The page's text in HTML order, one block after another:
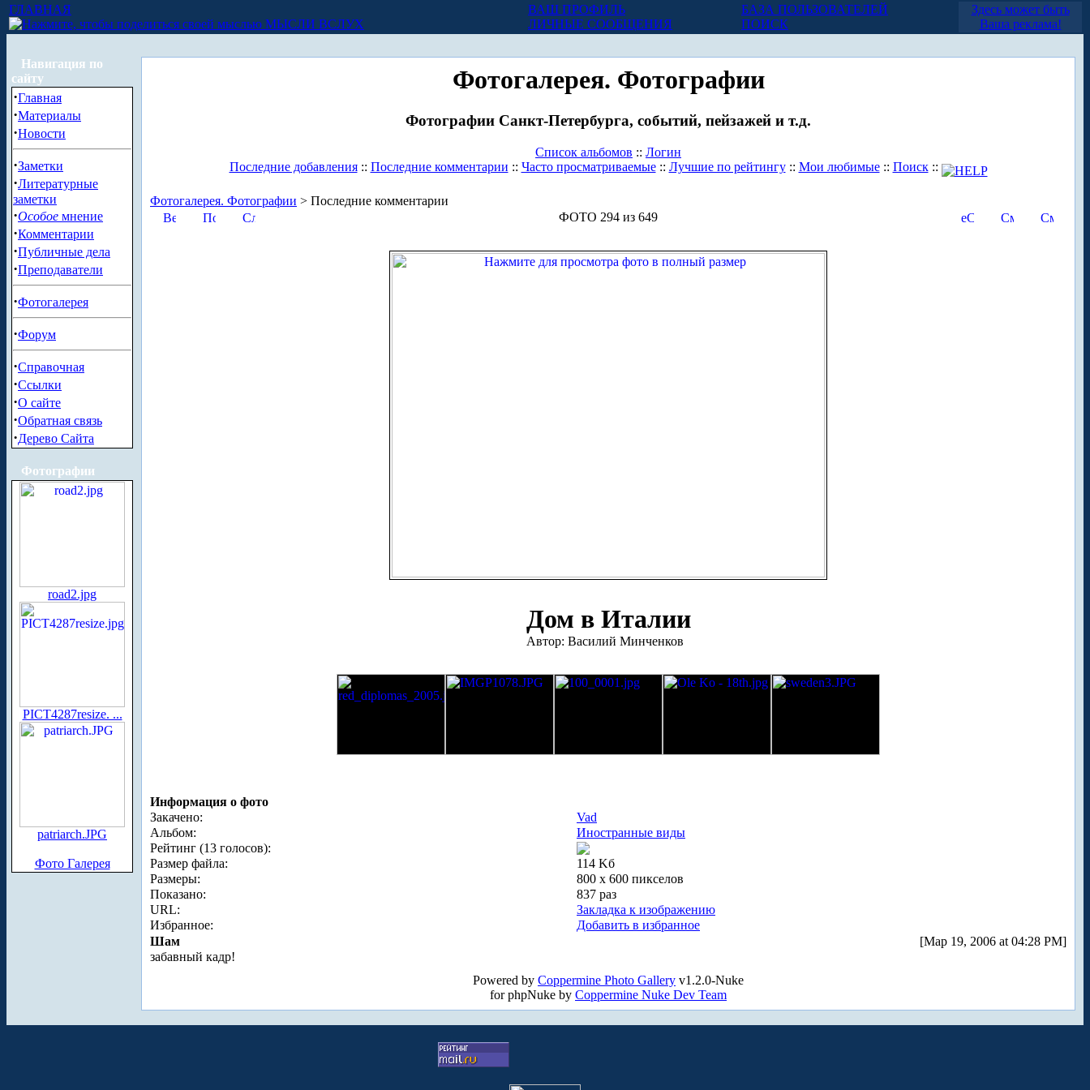
ГЛАВНАЯ
МЫСЛИ ВСЛУХ
ВАШ ПРОФИЛЬ
ЛИЧНЫЕ СООБЩЕНИЯ
БАЗА ПОЛЬЗОВАТЕЛЕЙ
ПОИСК
Здесь может быть
Ваша реклама!
Навигация по
сайту
·Главная
·Материалы
·Новости
·Заметки
·Литературные
заметки
·Особое мнение
·Комментарии
·Публичные дела
·Преподаватели
·Фотогалерея
·Форум
·Справочная
·Ссылки
·О сайте
·Обратная связь
·Дерево Сайта
Фотографии
road2.jpg
PICT4287resize. ...
patriarch.JPG
Фото Галерея
Фотогалерея. Фотографии
Фотографии Санкт-Петербурга, событий, пейзажей и т.д.
Список альбомов :: Логин
Последние добавления:: Последние комментарии :: Часто просматриваемые:: Лучшие по рейтингу:: Мои любимые:: Поиск::
Фотогалерея. Фотографии > Последние комментарии
ФОТО 294 из 649
Дом в Италии
Автор: Василий Минченков
Информация о фото
Закачено:
Vad
Альбом:
Иностранные виды
Рейтинг (13 голосов):
Размер файла:
114 Kб
Размеры:
800 x 600 пикселов
Показано:
837 раз
URL:
Закладка к изображению
Избранное:
Добавить в избранное
Шам
[Мар 19, 2006 at 04:28 PM]
забавный кадр!
Powered by Coppermine Photo Gallery v1.2.0-Nuke
for phpNuke by Coppermine Nuke Dev Team